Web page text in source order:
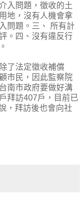
入問題，徵收的土
地，沒有人機會拿
問題。三、 所有計
。四、沒有違反行
了法定徵收補償
市民，因此監察院
南市政府要做好溝
拜訪407戶，目前已
，拜訪後也會向社